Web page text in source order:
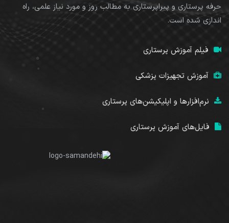
حرفه پرستاری و پیراپرستاری به مطالب روز و مورد نیاز علمی، راه
اندازی شده است.
فیلم آموزش پرستاری
آموزش تجهیزات پزشکی
نرم‌افزارها و اپلیکیشن‌های پرستاری
فایل‌های آموزش پرستاری